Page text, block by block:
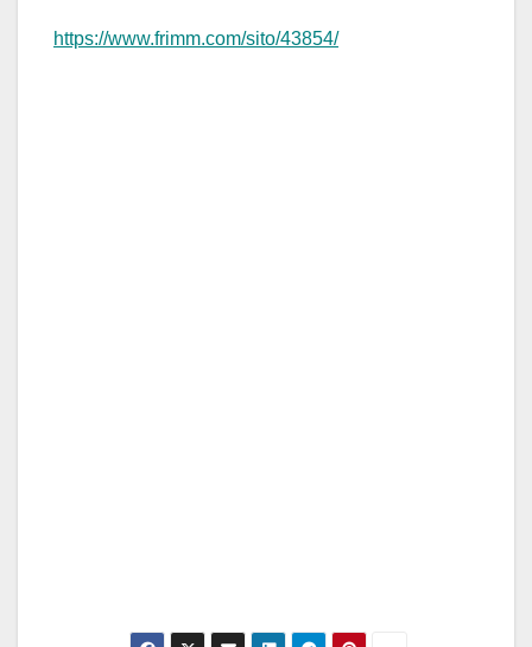
https://www.frimm.com/sito/43854/